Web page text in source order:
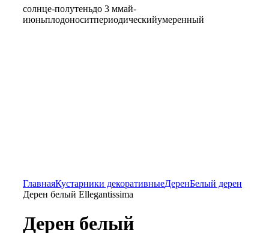
солнце-полутеньдо 3 ммай-
июньплодоноситпериодическийумеренный
ГлавнаяКустарники декоративныеДеренБелый дерен
Дерен белый Ellegantissima
Дерен белый